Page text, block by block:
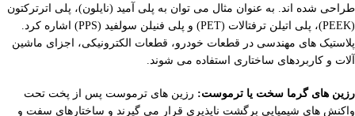
طراحی شده اند. به عنوان مثال می توان به پلی آمید (نایلون)، پلی اترترکتون
(PEEK)، پلی اتیلن ترفتالات (PET) و پلی فنیلن سولفید (PPS) اشاره کرد.
پلاستیک های مهندسی در قطعات خودرو، قطعات الکترونیکی، اجزای ماشین
آلات و کاربردهای ساختاری استفاده می شوند.
رزین های گرما سخت یا ترموست: رزین های ترموست پس از پخت تحت
واکنش های شیمیایی برگشت ناپذیری قرار می گیرند و ساختارهای سفت و